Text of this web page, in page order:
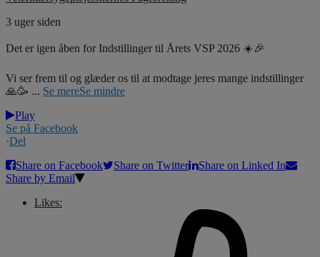
3 uger siden
Det er igen åben for Indstillinger til Årets VSP 2026 ☀️🎉
Vi ser frem til og glæder os til at modtage jeres mange indstillinger
🙏🥳 ... Se mereSe mindre
Play
Se på Facebook
·Del
Share on Facebook
Share on Twitter
Share on Linked In
Share by Email
Likes: